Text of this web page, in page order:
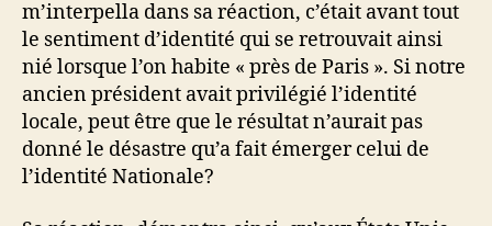
m’interpella dans sa réaction, c’était avant tout
le sentiment d’identité qui se retrouvait ainsi
nié lorsque l’on habite « près de Paris ». Si notre
ancien président avait privilégié l’identité
locale, peut être que le résultat n’aurait pas
donné le désastre qu’a fait émerger celui de
l’identité Nationale?